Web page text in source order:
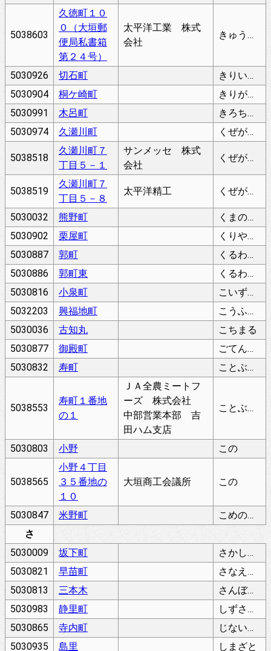
5038603
久徳町１０
０（大垣郵
便局私書箱
第２４号）
太平洋工業 株式
会社
きゅうとくちょう
5030926 切石町
きりいしちょう
5030904
桐ケ崎町
きりがさきちょう
5030991
木呂町
きろちょう
5030974
久瀬川町 くぜがわちょう
5038518
久瀬川町７
丁目５－１
サンメッセ 株式
会社
くぜがわちょう
5038519
久瀬川町７
丁目５－８
太平洋精工 くぜがわちょう
5030032 熊野町
くまのちょう
5030902
栗屋町
くりやちょう
5030887
郭町
くるわまち
5030886
郭町東
くるわまちひがし
5030816
小泉町
こいずみちょう
5032203
興福地町
こうふくじちょう
5030036
古知丸
こちまる
5030877
御殿町
ごてんまち
5030832
寿町 ことぶきちょう
5038553
寿町１番地
の１
ＪＡ全農ミートフ
ーズ 株式会社
中部営業本部 吉
田ハム支店
ことぶきちょう
5030803 小野 この
5038565
小野４丁目
３５番地の
１０
大垣商工会議所 この
5030847 米野町
こめのちょう
さ
5030009
坂下町
さかしたちょう
5030821
早苗町
さなえちょう
5030813
三本木
さんぼんぎ
5030983
静里町
しずさとちょう
5030865
寺内町
じないちょう
5030935
島里 しまざと